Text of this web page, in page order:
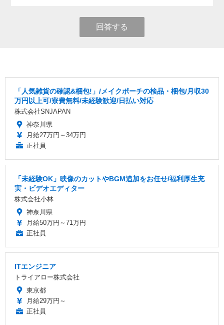
回答する
「人気雑貨の確認&梱包!」/メイクポーチの検品・梱包/月収30
万円以上可/寮費無料/未経験歓迎/日払い対応
株式会社SNJAPAN
神奈川県
月給27万円～34万円
正社員
「未経験OK」映像のカットやBGM追加をお任せ/福利厚生充
実・ビデオエディター
株式会社小林
神奈川県
月給50万円～71万円
正社員
ITエンジニア
トライアロー株式会社
東京都
月給29万円～
正社員